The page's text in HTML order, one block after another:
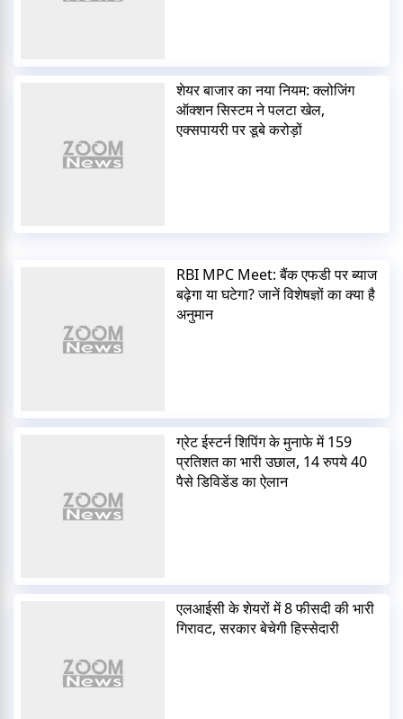
शेयर बाजार का नया नियम: क्लोजिंग
ऑक्शन सिस्टम ने पलटा खेल,
एक्सपायरी पर डूबे करोड़ों
RBI MPC Meet: बैंक एफडी पर ब्याज
बढ़ेगा या घटेगा? जानें विशेषज्ञों का क्या है
अनुमान
ग्रेट ईस्टर्न शिपिंग के मुनाफे में 159
प्रतिशत का भारी उछाल, 14 रुपये 40
पैसे डिविडेंड का ऐलान
एलआईसी के शेयरों में 8 फीसदी की भारी
गिरावट, सरकार बेचेगी हिस्सेदारी